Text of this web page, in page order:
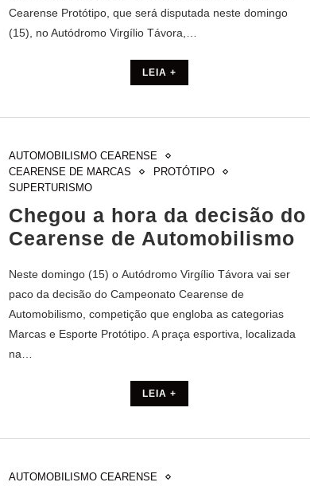
Cearense Protótipo, que será disputada neste domingo
(15), no Autódromo Virgílio Távora,…
LEIA +
AUTOMOBILISMO CEARENSE
CEARENSE DE MARCAS
PROTÓTIPO
SUPERTURISMO
Chegou a hora da decisão do
Cearense de Automobilismo
Neste domingo (15) o Autódromo Virgílio Távora vai ser
paco da decisão do Campeonato Cearense de
Automobilismo, competição que engloba as categorias
Marcas e Esporte Protótipo. A praça esportiva, localizada
na…
LEIA +
AUTOMOBILISMO CEARENSE